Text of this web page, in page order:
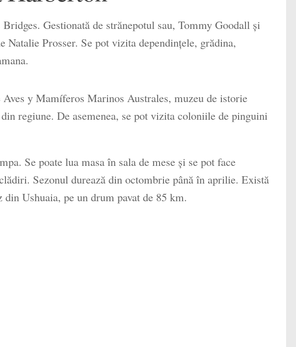
Gestionată de strănepotul sau, Tommy Goodall şi
Natalie Prosser. Se pot vizita dependinţele, grădina,
y Mamíferos Marinos Australes, muzeu de istorie
regiune. De asemenea, se pot vizita coloniile de pinguini
Se poate lua masa în sala de mese şi se pot face
Sezonul durează din octombrie până în aprilie. Există
Ushuaia, pe un drum pavat de 85 km.